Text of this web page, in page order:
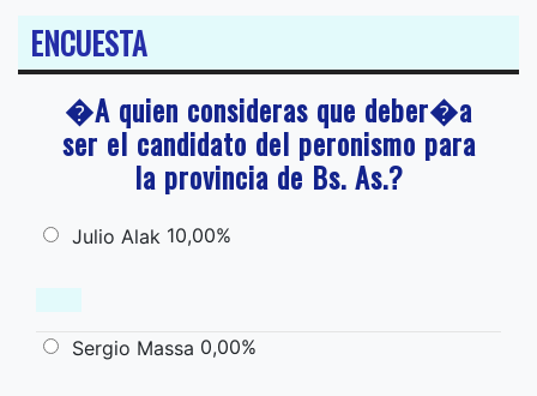
ENCUESTA
�A quien consideras que deber�a
ser el candidato del peronismo para
la provincia de Bs. As.?
Julio Alak 10,00%
Sergio Massa 0,00%